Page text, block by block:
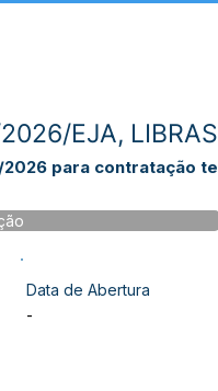
EJA, LIBRAS
para contratação
Data de Abertura
-